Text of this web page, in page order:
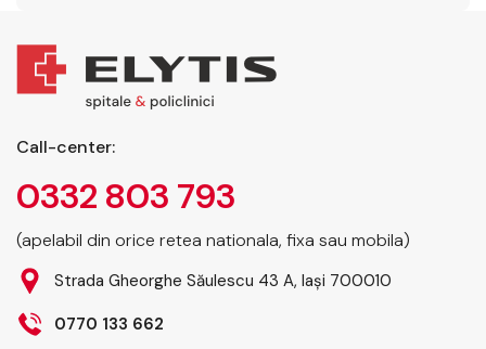
Call-center:
0332 803 793
(apelabil din orice retea nationala, fixa sau mobila)
Strada Gheorghe Săulescu 43 A, Iași 700010
0770 133 662